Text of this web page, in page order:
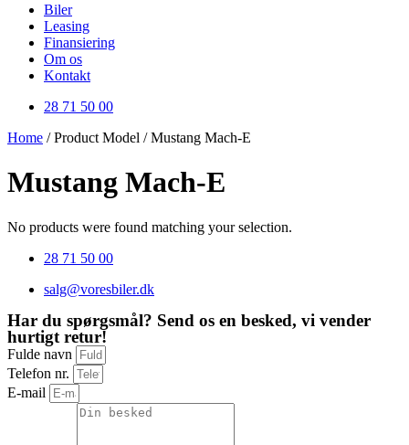
Biler
Leasing
Finansiering
Om os
Kontakt
28 71 50 00
Home / Product Model / Mustang Mach-E
Mustang Mach-E
No products were found matching your selection.
28 71 50 00
salg@voresbiler.dk
Har du spørgsmål? Send os en besked, vi vender
hurtigt retur!
Fulde navn
Telefon nr.
E-mail